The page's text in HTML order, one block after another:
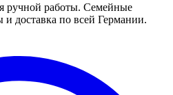
ручной работы. Семейные
доставка по всей Германии.